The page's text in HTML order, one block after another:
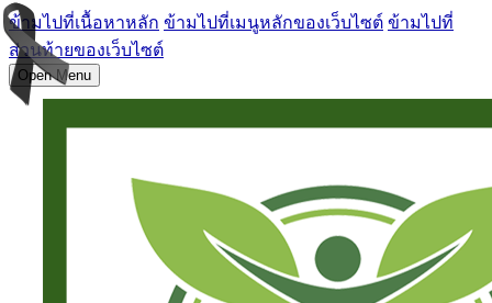
ข้ามไปที่เนื้อหาหลัก ข้ามไปที่เมนูหลักของเว็บไซต์ ข้ามไปที่
ส่วนท้ายของเว็บไซต์
Open Menu